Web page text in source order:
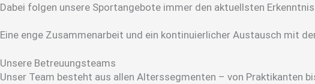
Dabei folgen unsere Sportangebote immer den aktuellsten
Eine enge Zusammenarbeit und ein kontinuierlicher Austausch mit
Unsere Betreuungs­teams
Unser Team besteht aus allen Alterssegmenten – von Praktikanten